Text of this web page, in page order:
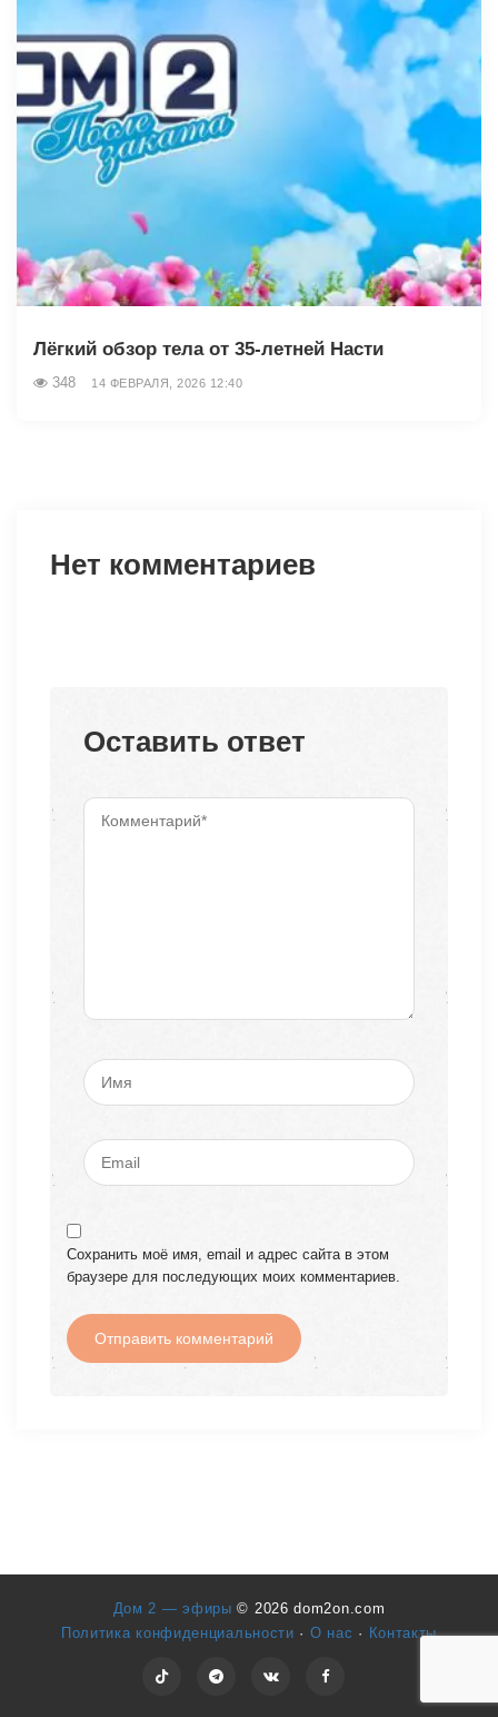
Лёгкий обзор тела от 35-летней Насти
348 14 ФЕВРАЛЯ, 2026 12:40
Нет комментариев
Оставить ответ
Сохранить моё имя, email и адрес сайта в этом
браузере для последующих моих комментариев.
Дом 2 — эфиры© 2026 dom2on.com
Политика конфиденциальности · О нас · Контакты